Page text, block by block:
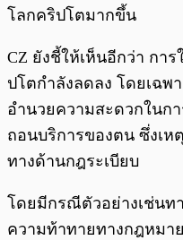
โลกคริปโตมากขึ้น
CZ ยังชี้ให้เห็นอีกว่า กา
ปโตกำลังลดลง โดยเฉพ
อำนวยความสะดวกในก
ถอนบริการของตน ซึ่งเ
ทางด้านกฎระเบียบ
โดยมีกรณีตัวอย่างเช่นทา
ความท้าทายทางกฎหมา